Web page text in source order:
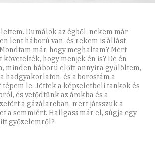
Dumálok az égből, nekem már
lent háború van, és nekem is állást
már, hogy meghaltam? Mert
követelték, hogy menjek én is? De én
minden háború előtt, annyira gyűlöltem,
hadgyakorlaton, és a borostám a
le. Jöttek a képzeletbeli tankok és
és vetődtünk az árokba és a
a gázálarcban, mert játsszuk a
a semmiért. Hallgass már el, súgja egy
győzelemről?